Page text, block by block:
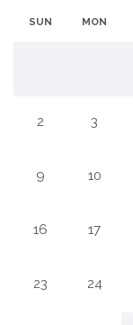
SUN MON
2 3
9 10
16 17
23 24